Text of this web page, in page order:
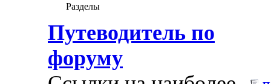
Разделы
Путеводитель по
форуму